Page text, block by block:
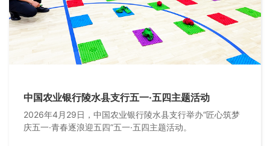
中国农业银行陵水县支行五一·五四主题活动
2026年4月29日，中国农业银行陵水县支行举办“匠心筑梦
庆五一·青春逐浪迎五四”五一·五四主题活动。